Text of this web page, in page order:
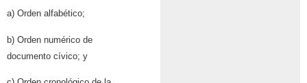
a) Orden alfabético;
b) Orden numérico de
documento cívico; y